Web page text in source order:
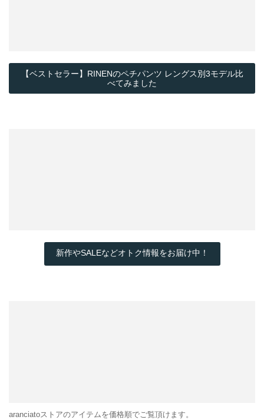
【ベストセラー】RINENのペチパンツ レングス別3モデル比
べてみました
新作やSALEなどオトク情報をお届け中！
aranciatoストアのアイテムを価格順でご覧頂けます。